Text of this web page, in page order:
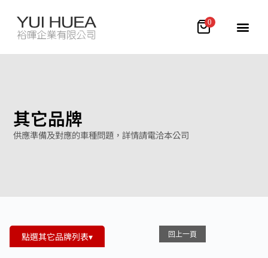
0
其它品牌
供應準備及對應的車種問題，詳情請電洽本公司
點選其它品牌列表▾ 回上一頁